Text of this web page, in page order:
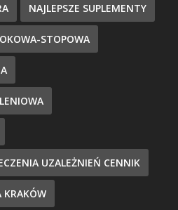
NAJLEPSZE SUPLEMENTY
STOPOWA
UZALEŻNIEŃ CENNIK
KRAKÓW